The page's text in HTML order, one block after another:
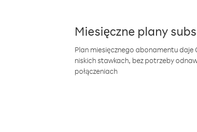
Miesięczne plany
Plan miesięcznego abonamentu daje
niskich stawkach, bez potrzeby
połączeniach